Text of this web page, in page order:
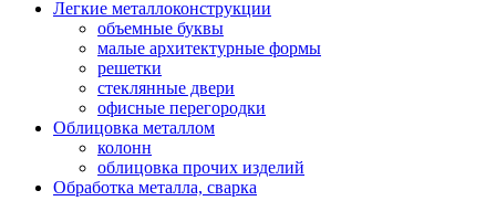
Легкие металлоконструкции
объемные буквы
малые архитектурные формы
решетки
стеклянные двери
офисные перегородки
Облицовка металлом
колонн
облицовка прочих изделий
Обработка металла, сварка